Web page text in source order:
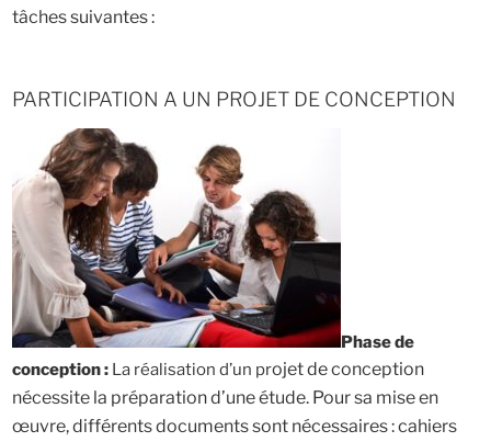
tâches suivantes :
PARTICIPATION A UN PROJET DE CONCEPTION
Phase de
conception :La réalisation d’un projet de conception
nécessite la préparation d’une étude. Pour sa mise en
œuvre, différents documents sont nécessaires : cahiers